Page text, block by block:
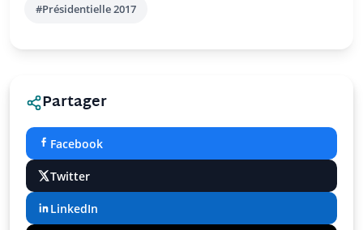
#Présidentielle 2017
Partager
Facebook
Twitter
LinkedIn